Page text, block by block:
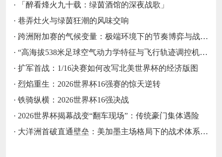
·
「醉看烽火九十载：绿茵酒馆的深夜战歌」
· 巷弄灶火与绿茵狂潮的风味交响
· 跨洲附加赛的气候变量：极端环境下的节奏博弈与战术自适应
· “高海拔538米足球空气动力学特征与飞行轨迹调控机制——以2026世界杯BBVA球场为实证场景”
· 扩军首战：1/16决赛如何改写北美世界杯的经济版图
· 烈焰重生：2026世界杯16强赛的惊天逆转
· 铁骑纵横：2026世界杯16强决战
· 2026世界杯揭幕战变“翻车现场”：传统豪门集体遇险
· 大洋洲首破直通壁垒：美加墨主场格局下的战术体系重构